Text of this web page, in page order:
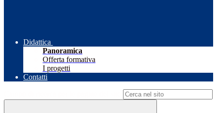
Didattica
Panoramica
Offerta formativa
I progetti
Contatti